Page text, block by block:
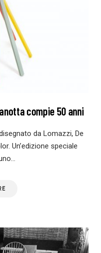
compie 50 anni
da Lomazzi, De
Un’edizione speciale